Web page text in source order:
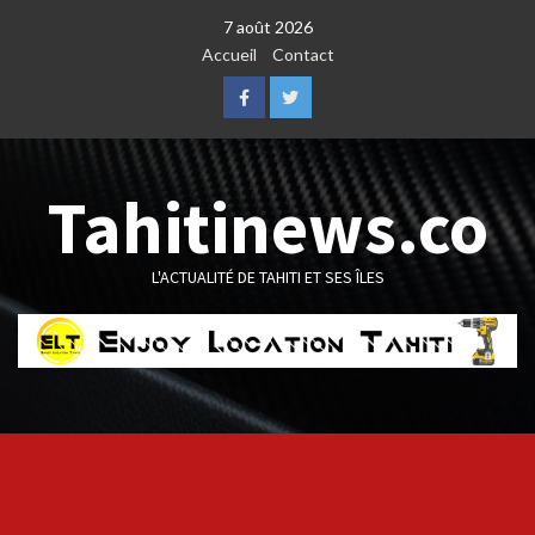
7 août 2026
Accueil
Contact
FacebookTwitter
Tahitinews.co
L'ACTUALITÉ DE TAHITI ET SES ÎLES